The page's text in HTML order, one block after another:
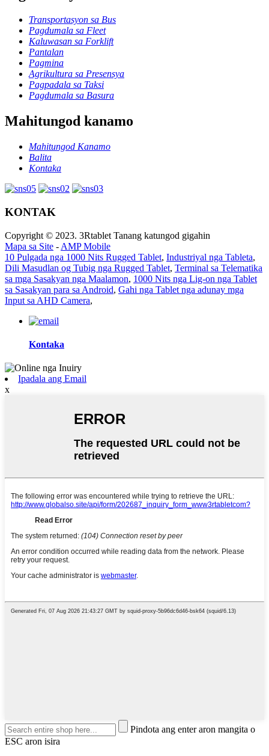
Transportasyon sa Bus
Pagdumala sa Fleet
Kaluwasan sa Forklift
Pantalan
Pagmina
Agrikultura sa Presensya
Pagpadala sa Taksi
Pagdumala sa Basura
Mahitungod kanamo
Mahitungod Kanamo
Balita
Kontaka
KONTAK
Copyright © 2023. 3Rtablet Tanang katungod gigahin
Mapa sa Site - AMP Mobile
10 Pulgada nga 1000 Nits Rugged Tablet, Industriyal nga Tableta,
Dili Masudlan og Tubig nga Rugged Tablet, Terminal sa Telematika
sa mga Sasakyan nga Maalamon, 1000 Nits nga Lig-on nga Tablet
sa Sasakyan para sa Android, Gahi nga Tablet nga adunay mga
Input sa AHD Camera,
Kontaka
Ipadala ang Email
x
Pindota ang enter aron mangita o
ESC aron isira